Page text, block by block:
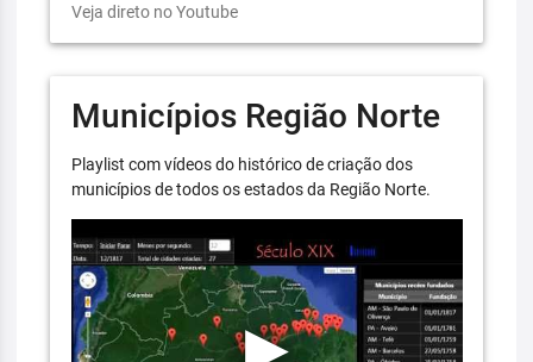
Veja direto no Youtube
Municípios Região Norte
Playlist com vídeos do histórico de criação dos
municípios de todos os estados da Região Norte.